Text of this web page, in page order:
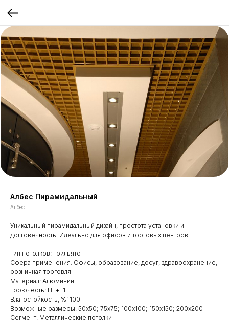
Албес Пирамидальный
Албес
Уникальный пирамидальный дизайн, простота установки и
долговечность. Идеально для офисов и торговых центров.
Тип потолков: Грильято
Сфера применения: Офисы, образование, досуг, здравоохранение,
розничная торговля
Материал: Алюминий
Горючесть: НГ+Г1
Влагостойкость, %: 100
Возможные размеры: 50х50; 75х75; 100х100; 150х150; 200х200
Сегмент: Металлические потолки